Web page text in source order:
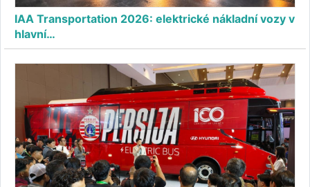
IAA Transportation 2026: elektrické nákladní vozy v
hlavní…